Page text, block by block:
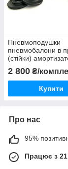
Пневмоподушки
пневмобалони в
(стійки)
Opel Omega A B
2004 Опель Омега
2 800 ₴/
Купити
Про нас
95%
Працює з